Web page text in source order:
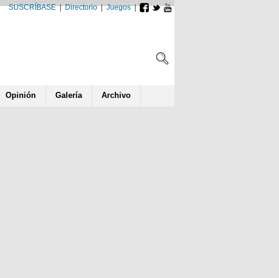
SUSCRÍBASE|Directorio|Juegos|
Opinión Galería Archivo